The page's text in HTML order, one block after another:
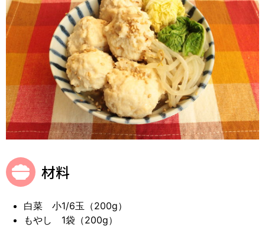
材料
白菜 小1/6玉（200g）
もやし 1袋（200g）